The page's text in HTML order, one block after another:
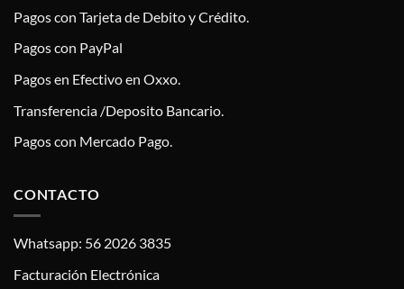
Pagos con Tarjeta de Debito y Crédito.
Pagos con PayPal
Pagos en Efectivo en Oxxo.
Transferencia /Deposito Bancario.
Pagos con Mercado Pago.
CONTACTO
Whatsapp: 56 2026 3835
Facturación Electrónica